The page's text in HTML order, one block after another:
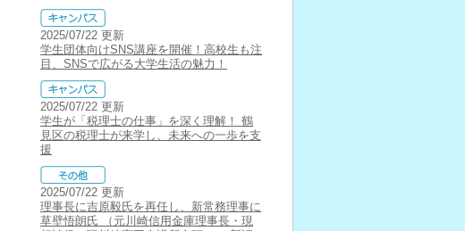
2025/07/22 更新
学生団体向けSNS講座を開催！高校生も注
目、SNSで広がる大学生活の魅力！
2025/07/22 更新
学生が「税理士の仕事」を深く理解！ 鶴
見区の税理士が来学し、未来への一歩を支
援
2025/07/22 更新
理事長に吉原毅氏を再任し、新常務理事に
草壁悟朗氏 （元川崎信用金庫理事長・現